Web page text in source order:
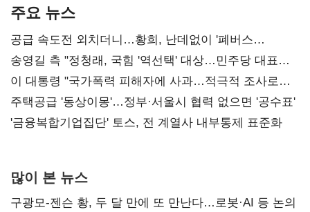
주요 뉴스
공급 속도전 외치더니…황희, 난데없이 '폐버스
리모델링' 제안
송영길 측 "정청래, 국힘 '역선택' 대상…민주당 대표로
총선 지휘 못해"
이 대통령 "국가폭력 피해자에 사과…적극적 조사로
진실 밝혀야"
주택공급 '동상이몽'…정부·서울시 협력 없으면 '공수표'
'금융복합기업집단' 토스, 전 계열사 내부통제 표준화
많이 본 뉴스
구광모-젠슨 황, 두 달 만에 또 만난다…로봇·AI 등 논의